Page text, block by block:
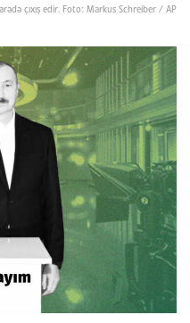
çıxış edir. Foto: Markus Schreiber / AP